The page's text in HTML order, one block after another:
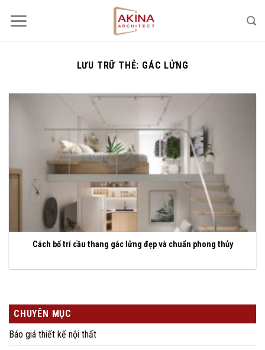
qua
LƯU TRỮ THẺ: GÁC LỬNG
Cách bố trí cầu thang gác lửng đẹp và chuẩn phong thủy
CHUYÊN MỤC
Báo giá thiết kế nội thất